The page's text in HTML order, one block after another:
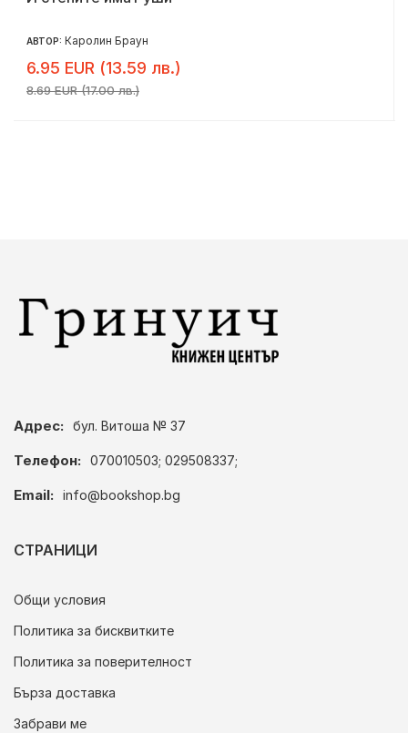
АВТОР: Каролин Браун
6.95 EUR (13.59 лв.)
8.69 EUR (17.00 лв.)
Адрес: бул. Витоша № 37
Телефон: 070010503; 029508337;
Email: info@bookshop.bg
СТРАНИЦИ
Общи условия
Политика за бисквитките
Политика за поверителност
Бърза доставка
Забрави ме